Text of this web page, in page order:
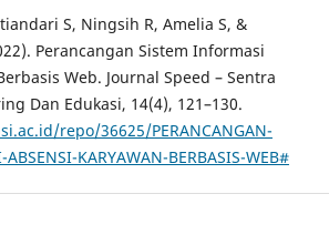
S, Ningsih R, Amelia S, &
Perancangan Sistem Informasi
Web. Journal Speed – Sentra
Dan Edukasi, 14(4), 121–130.
repo/36625/PERANCANGAN-
KARYAWAN-BERBASIS-WEB#